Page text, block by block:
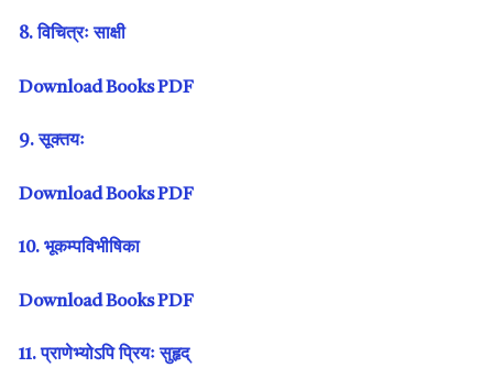
8. विचित्रः साक्षी
Download Books PDF
9. सूक्तयः
Download Books PDF
10. भूकम्पविभीषिका
Download Books PDF
11. प्राणेभ्योऽपि प्रियः सुहृद्